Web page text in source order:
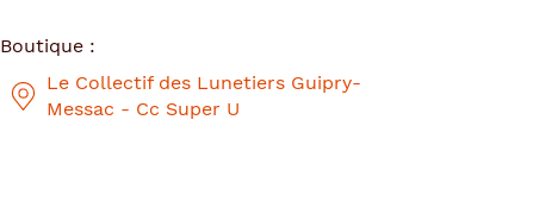
pagepagepage
Boutique :
Le Collectif des Lunetiers Guipry-
Messac - Cc Super U